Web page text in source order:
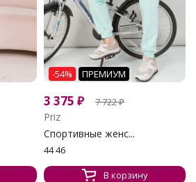
-54% ПРЕМИУМ
3 375 ₽ 7 722₽
Priz
Спортивные женс...
44 46
В корзину